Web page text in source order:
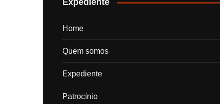
Expediente
Home
Quem somos
Expediente
Patrocínio